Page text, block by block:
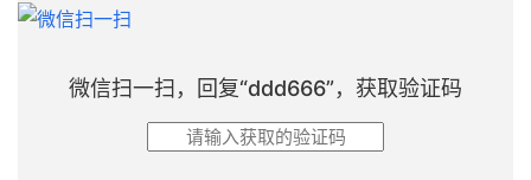
微信扫一扫，回复“ddd666”，获取验证码